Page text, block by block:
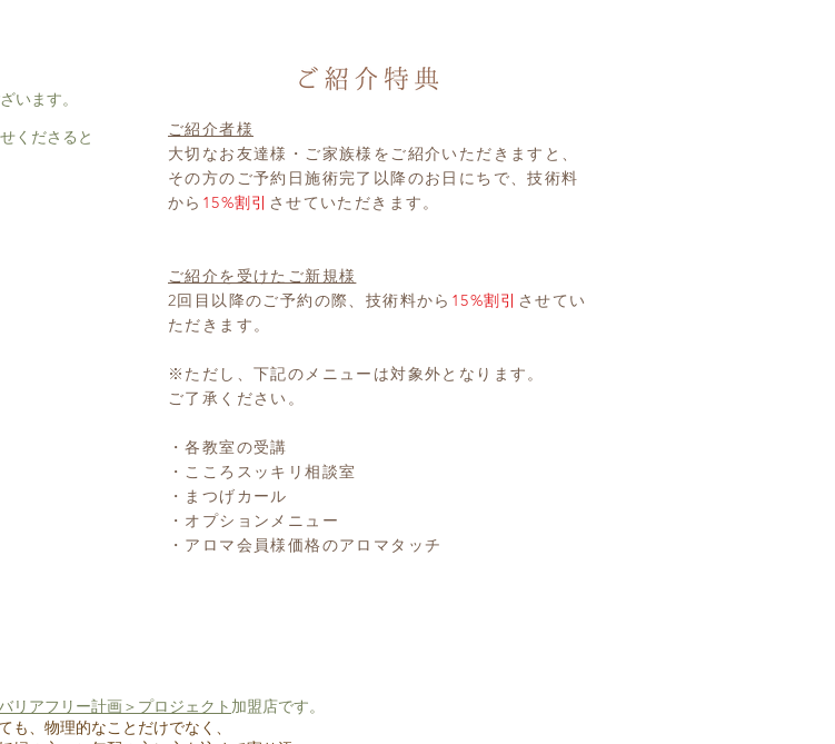
います。
くださると
ご紹介者様
大切なお友達様・ご家族様をご紹介いただきますと、
その方のご予約日施術完了以降のお日にちで、技術料
から 15%割引 させていただきます。
ご紹介を受けたご新規様
2回目以降のご予約の際、技術料から 15%割引
させてい
ただきます。
※ただし、下記のメニューは対象外となります。
ご了承ください。
・各教室の受講
・こころスッキリ相談室
・まつげカール
・オプションメニュー
・アロマ会員様価格のアロマタッチ
リアフリー計画＞プロジェクト 加盟店です。
も、物理的なことだけでなく、